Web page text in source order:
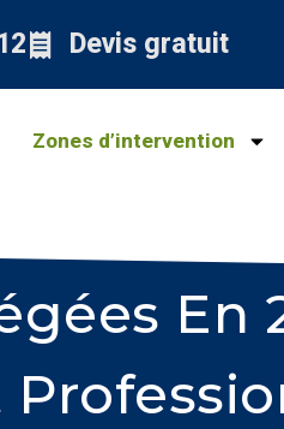
Devis gratuit
Zones d’intervention
En